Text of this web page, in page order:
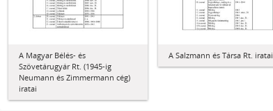
A Magyar Bélés- és
Szövetárugyár Rt. (1945-ig
Neumann és Zimmermann cég)
iratai
A Salzmann és Társa Rt. iratai